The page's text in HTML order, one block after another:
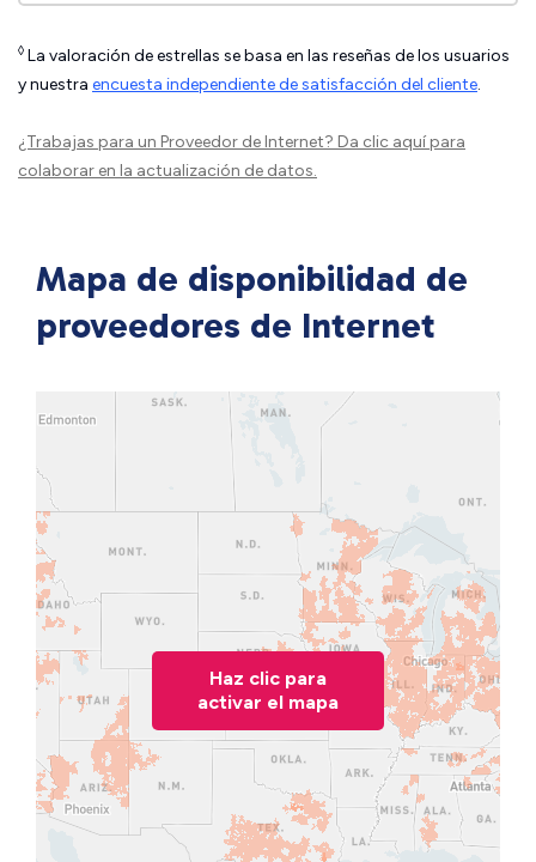
◊ La valoración de estrellas se basa en las reseñas de los usuarios
y nuestra encuesta independiente de satisfacción del cliente.
¿Trabajas para un Proveedor de Internet? Da clic aquípara
colaborar en la actualización de datos.
Mapa de disponibilidad de
proveedores de Internet
Haz clic para
activar el mapa